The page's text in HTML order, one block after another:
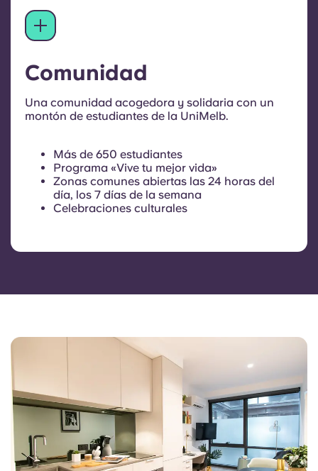
Comunidad
Una comunidad acogedora y solidaria con un
montón de estudiantes de la UniMelb.
Más de 650 estudiantes
Programa «Vive tu mejor vida»
Zonas comunes abiertas las 24 horas del
día, los 7 días de la semana
Celebraciones culturales